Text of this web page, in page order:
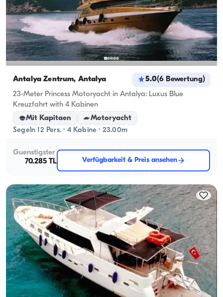
Antalya Zentrum, Antalya 5.0(6 Bewertung)
23-Meter Princess Motoryacht in Antalya: Luxus Blue
Kreuzfahrt with 4 Kabinen
Mit Kapitaen
Motoryacht
Segeln 12 Pers. · 4 Kabine · 23.00m
Guenstigster
70.285 TL
Verfügbarkeit & Preis ansehen